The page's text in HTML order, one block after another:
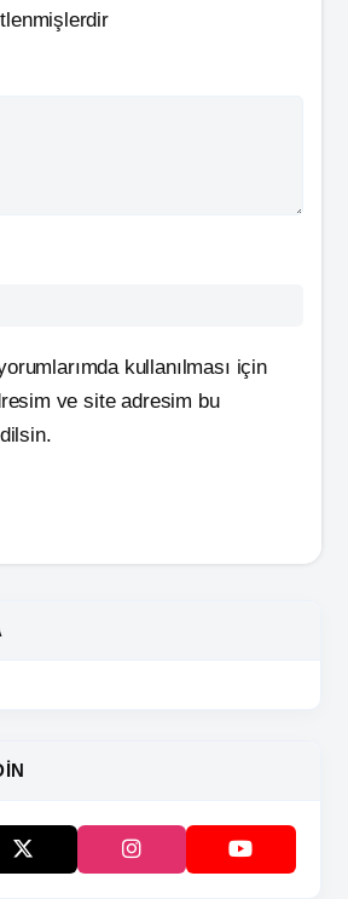
kullanılması için
ve site adresim bu